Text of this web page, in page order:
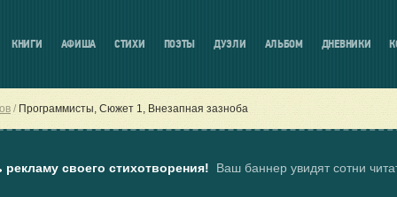
КНИГИ АФИША СТИХИ ПОЭТЫ ДУЭЛИ АЛЬБОМ ДНЕВНИКИ
Программисты, Сюжет 1, Внезапная зазноба
рекламу своего стихотворения! Ваш баннер увидят сотни